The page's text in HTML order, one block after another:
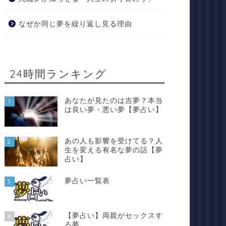
なぜか同じ夢を繰り返し見る理由
24時間ランキング
1
あなたが見たのは吉夢？本当
は良い夢・悪い夢【夢占い】
2
あの人も影響を受けてる？人
生を変える有名な夢の話【夢
占い】
3 夢占い一覧表
4
【夢占い】両親がセックスす